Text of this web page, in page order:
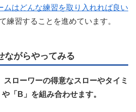
ムはどんな練習を取り入れれば良い
練習することを進めています。
ながらやってみる
スローワーの得意なスローやタイミ
「B」を組み合わせます。